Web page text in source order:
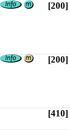
[200]
[200]
[410]